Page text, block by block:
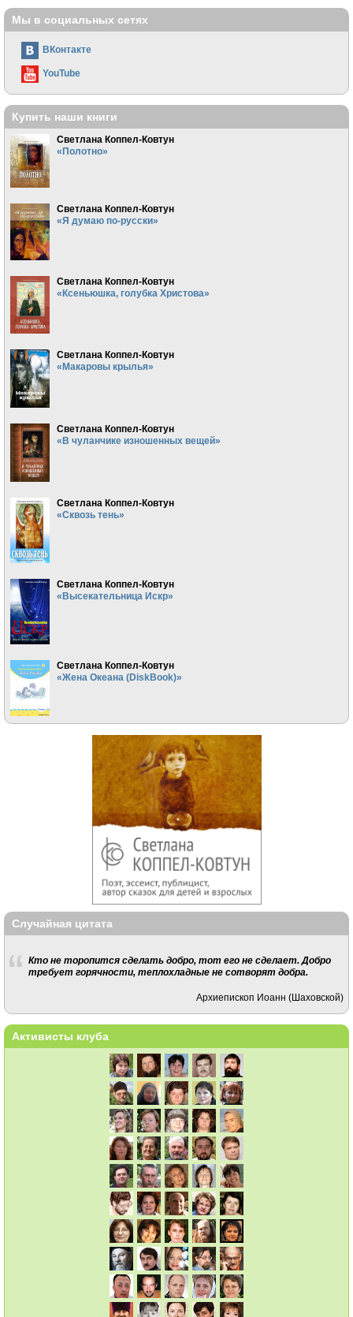
Мы в социальных сетях
ВКонтакте
YouTube
Купить наши книги
Светлана Коппел-Ковтун
«Полотно»
Светлана Коппел-Ковтун
«Я думаю по-русски»
Светлана Коппел-Ковтун
«Ксеньюшка, голубка Христова»
Светлана Коппел-Ковтун
«Макаровы крылья»
Светлана Коппел-Ковтун
«В чуланчике изношенных вещей»
Светлана Коппел-Ковтун
«Сквозь тень»
Светлана Коппел-Ковтун
«Высекательница Искр»
Светлана Коппел-Ковтун
«Жена Океана (DiskBook)»
Случайная цитата
Кто не торопится сделать добро, тот его не сделает. Добро
требует горячности, теплохладные не сотворят добра.
Архиепископ Иоанн (Шаховской)
Активисты клуба